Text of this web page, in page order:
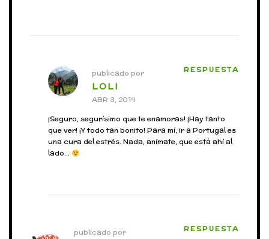
publicado por
LOLI
ABR 3, 2014
RESPUESTA
¡Seguro, segurísimo que te enamoras! ¡Hay tanto
que ver! ¡Y todo tan bonito! Para mí, ir a Portugal es
una cura del estrés. Nada, anímate, que está ahí al
lado…
publicado por RESPUESTA